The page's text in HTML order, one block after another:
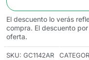
El descuento lo verás
compra. El descuento
oferta.
SKU: GC1142AR